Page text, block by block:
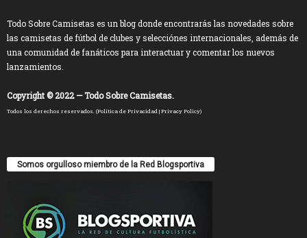
Todo Sobre Camisetas es un blog donde encontrarás las novedades sobre
las camisetas de fútbol de clubes y selecciónes internacionales, además de
una comunidad de fanáticos para interactuar y comentar los nuevos
lanzamientos.
Copyright © 2022 — Todo Sobre Camisetas.
Todos los derechos reservados. (Política de Privacidad | Privacy Policy)
Somos orgulloso miembro de la Red Blogsportiva